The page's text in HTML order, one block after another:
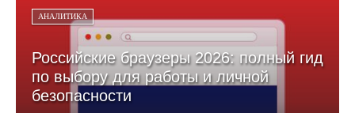
АНАЛИТИКА
Российские браузеры 2026: полный гид
по выбору для работы и личной
безопасности